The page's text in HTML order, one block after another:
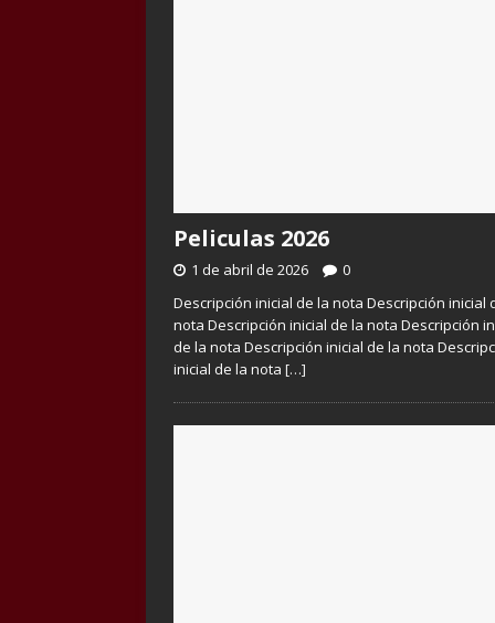
Peliculas 2026
1 de abril de 2026
0
Descripción inicial de la nota Descripción inicial
nota Descripción inicial de la nota Descripción
de la nota Descripción inicial de la nota
inicial de la nota […]